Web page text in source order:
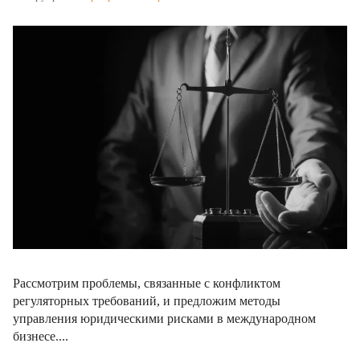
Рассмотрим проблемы, связанные с конфликтом
регуляторных требований, и предложим методы
управления юридическими рисками в международном
бизнесе....